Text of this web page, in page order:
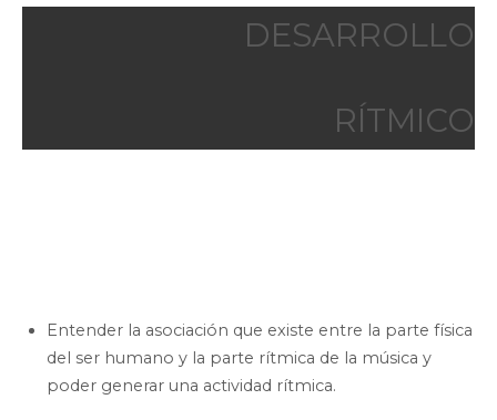
DESARROLLO
RÍTMICO
Entender la asociación que existe entre la parte física
del ser humano y la parte rítmica de la música y
poder generar una actividad rítmica.